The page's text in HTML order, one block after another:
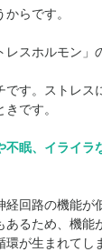
らです。
スホルモン」
す。ストレス
です。
不眠、イライラ
回路の機能が
るため、機能
が生まれてし